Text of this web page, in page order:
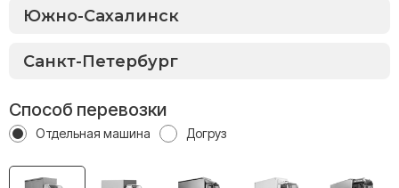
Способ перевозки
Отдельная машина Догруз